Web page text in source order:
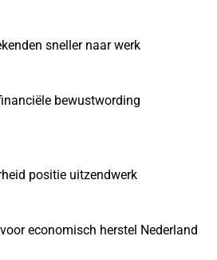
sneller naar werk
bewustwording
positie uitzendwerk
economisch herstel Nederland